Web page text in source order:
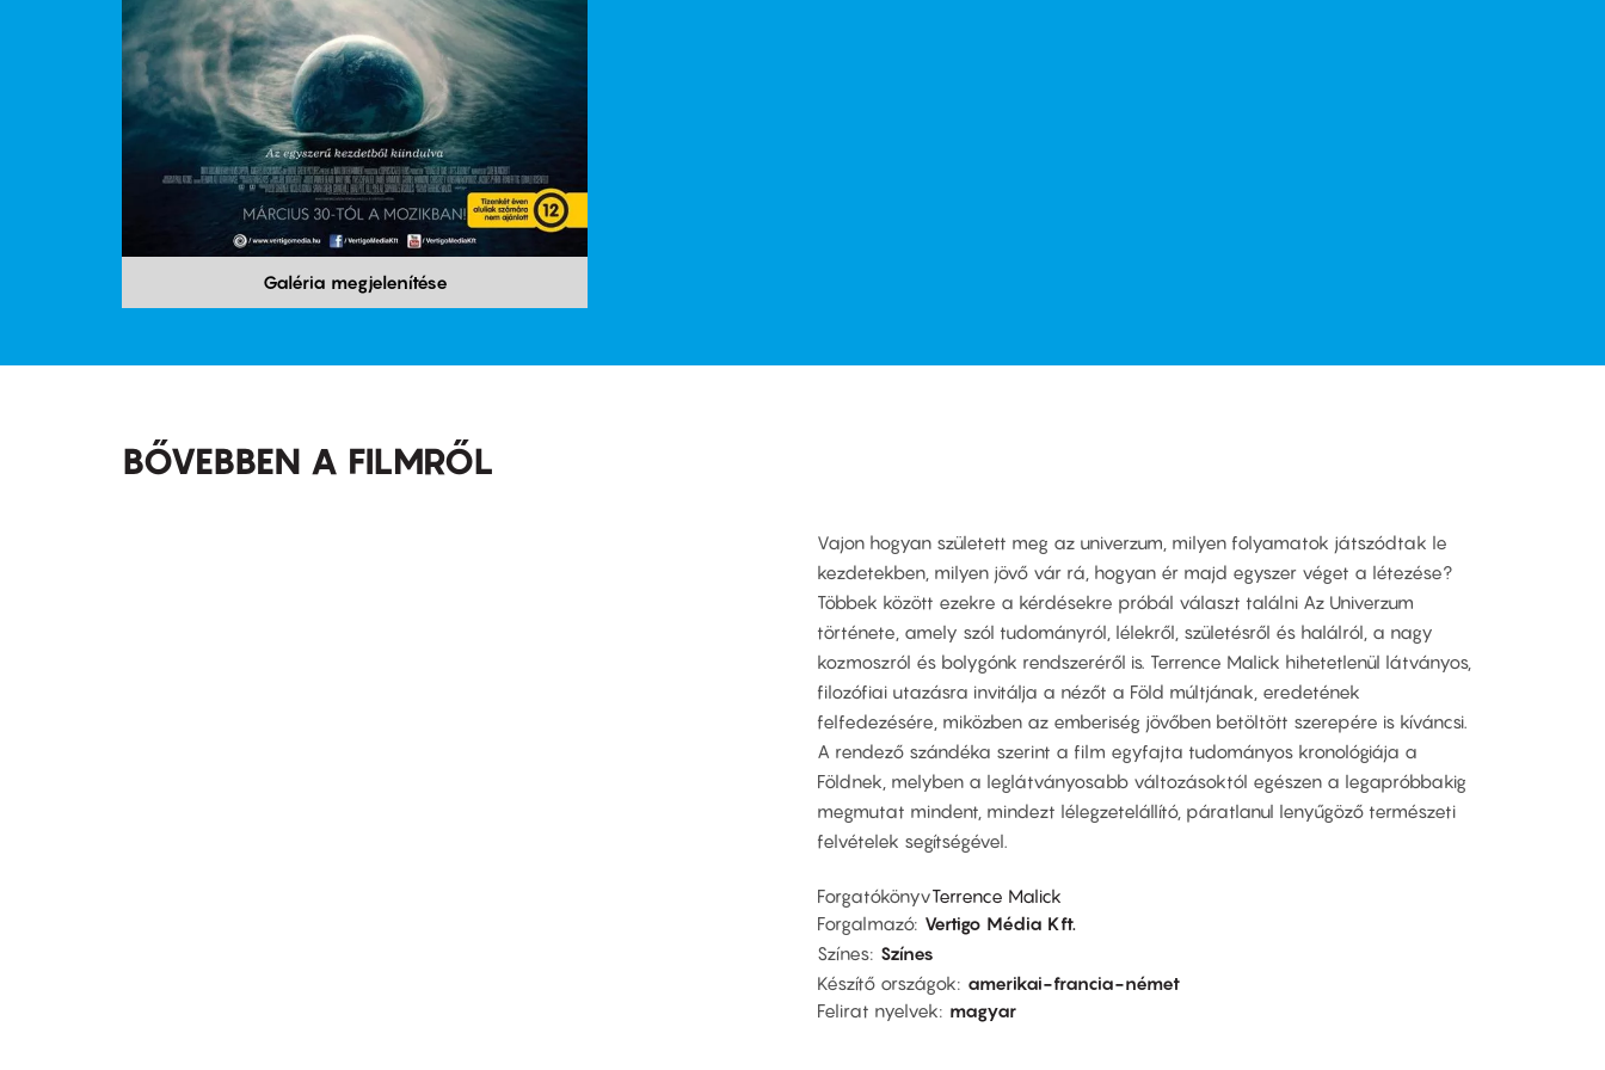
Galéria megjelenítése
BŐVEBBEN A FILMRŐL
Vajon hogyan született meg az univerzum, milyen folyamatok játszódtak le
kezdetekben, milyen jövő vár rá, hogyan ér majd egyszer véget a létezése?
Többek között ezekre a kérdésekre próbál választ találni Az Univerzum
története, amely szól tudományról, lélekről, születésről és halálról, a nagy
kozmoszról és bolygónk rendszeréről is. Terrence Malick hihetetlenül látványos,
filozófiai utazásra invitálja a nézőt a Föld múltjának, eredetének
felfedezésére, miközben az emberiség jövőben betöltött szerepére is kíváncsi.
A rendező szándéka szerint a film egyfajta tudományos kronológiája a
Földnek, melyben a leglátványosabb változásoktól egészen a legapróbbakig
megmutat mindent, mindezt lélegzetelállító, páratlanul lenyűgöző természeti
felvételek segítségével.
ForgatókönyvTerrence Malick
Forgalmazó Vertigo Média Kft.
Színes Színes
Készítő országok
amerikai-francia-német
Felirat nyelvek
magyar